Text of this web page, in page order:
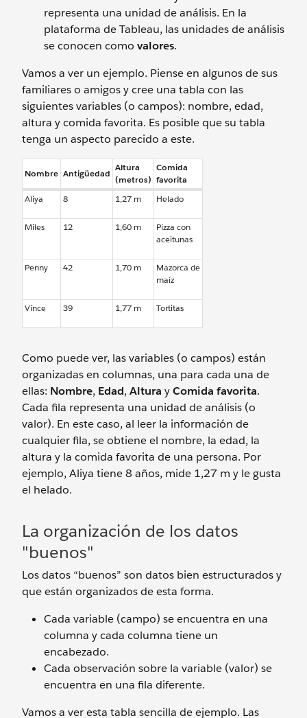
representa una unidad de análisis. En la
plataforma de Tableau, las unidades de análisis
se conocen como valores.
Vamos a ver un ejemplo. Piense en algunos de sus
familiares o amigos y cree una tabla con las
siguientes variables (o campos): nombre, edad,
altura y comida favorita. Es posible que su tabla
tenga un aspecto parecido a este.
Nombre Antigüedad
Altura
(metros)
Comida
favorita
Aliya
8 1,27 m Helado
Miles 12 1,60 m
Pizza con
aceitunas
Penny 42 1,70 m
Mazorca de
maíz
Vince 39 1,77 m Tortitas
Como puede ver, las variables (o campos) están
organizadas en columnas, una para cada una de
ellas: Nombre, Edad, Altura yComida favorita.
Cada fila representa una unidad de análisis (o
valor). En este caso, al leer la información de
cualquier fila, se obtiene el nombre, la edad, la
altura y la comida favorita de una persona. Por
ejemplo, Aliya tiene 8 años, mide 1,27 m y le gusta
el helado.
La organización de los datos
"buenos"
Los datos “buenos” son datos bien estructurados y
que están organizados de esta forma.
Cada variable (campo) se encuentra en una
columna y cada columna tiene un
encabezado.
Cada observación sobre la variable (valor) se
encuentra en una fila diferente.
Vamos a ver esta tabla sencilla de ejemplo. Las